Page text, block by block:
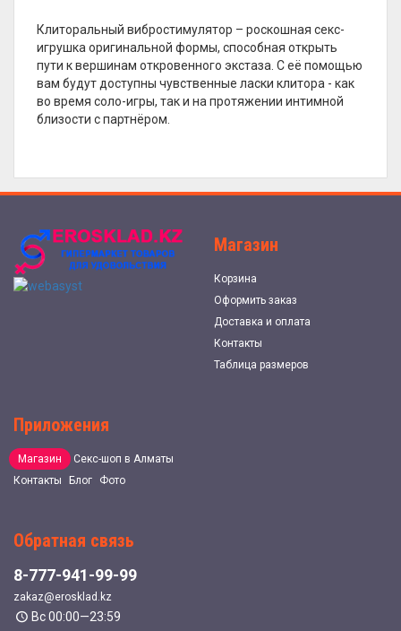
Клиторальный вибростимулятор – роскошная секс-
игрушка оригинальной формы, способная открыть
пути к вершинам откровенного экстаза. С её помощью
вам будут доступны чувственные ласки клитора - как
во время соло-игры, так и на протяжении интимной
близости с партнёром.
Магазин
Корзина
Оформить заказ
Доставка и оплата
Контакты
Таблица размеров
Приложения
Магазин
Секс-шоп в Алматы
Контакты
Блог Фото
Обратная связь
8-777-941-99-99
zakaz@erosklad.kz
Вс 00:00—23:59